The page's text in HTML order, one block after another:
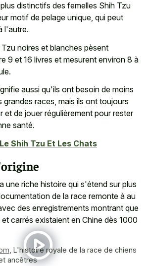
distinctifs des femelles Shih Tzu
motif de pelage unique, qui peut
l'autre.
noires et blanches pèsent
9 et 16 livres et mesurent environ 8 à
aussi qu'ils ont besoin de moins
races, mais ils ont toujours
et de jouer régulièrement pour rester
santé.
Le Shih Tzu Et Les Chats
une riche histoire qui s'étend sur plus
de la race remonte à au
des enregistrements montrant que
et carrés existaient en Chine dès 1000
L'histoire royale de la race de chiens
ancêtres